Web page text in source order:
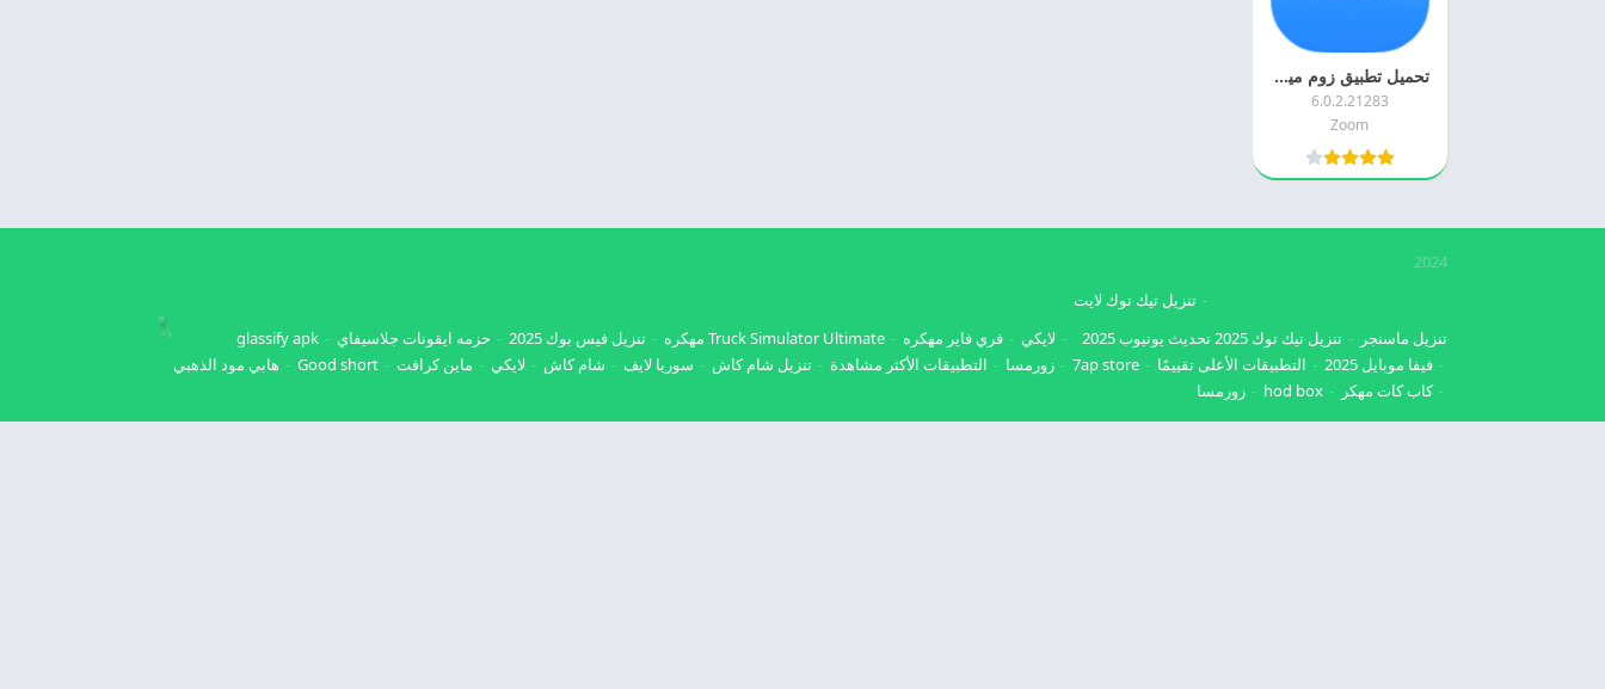
تحميل تطبيق زوم ميتينج 2025 Zoom اخر اصدار مجانا
6.0.2.21283
Zoom
2024
تنزيل ماسنجر تنزيل تيك توك 2025
تنزيل تيك توك لايت
تحديث يوتيوب 2025
لايكي فري فاير مهكره Truck Simulator Ultimate مهكره تنزيل فيس بوك 2025 حزمه ايقونات جلاسيفاي
glassify apk
فيفا موبايل 2025
التطبيقات الأعلى تقييمًا 7ap store زورمسا التطبيقات الأكثر مشاهدة تنزيل شام كاش سوريا لايف شام كاش لايكي ماين كرافت Good short
هابي مود الذهبي
كاب كات مهكر
hod box زورمسا